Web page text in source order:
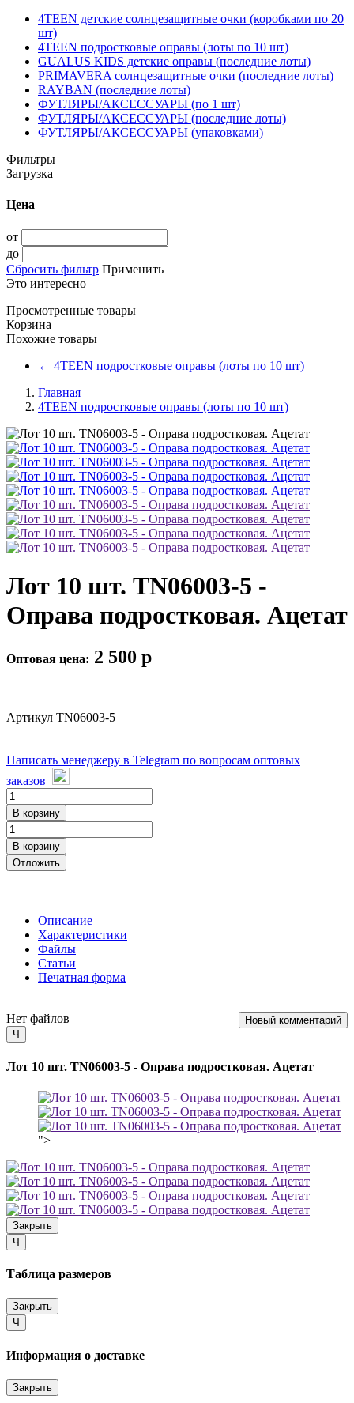
4TEEN детские солнцезащитные очки (коробками по 20
шт)
4TEEN подростковые оправы (лоты по 10 шт)
GUALUS KIDS детские оправы (последние лоты)
PRIMAVERA солнцезащитные очки (последние лоты)
RAYBAN (последние лоты)
ФУТЛЯРЫ/АКСЕССУАРЫ (по 1 шт)
ФУТЛЯРЫ/АКСЕССУАРЫ (последние лоты)
ФУТЛЯРЫ/АКСЕССУАРЫ (упаковками)
Фильтры
Загрузка
Цена
от
до
Сбросить фильтр Применить
Это интересно
Просмотренные товары
Корзина
Похожие товары
← 4TEEN подростковые оправы (лоты по 10 шт)
Главная
4TEEN подростковые оправы (лоты по 10 шт)
Лот 10 шт. TN06003-5 -
Оправа подростковая. Ацетат
Оптовая цена: 2 500 p
Артикул TN06003-5
Написать менеджеру в Telegram по вопросам оптовых
заказов
В корзину
В корзину
Отложить
Описание
Характеристики
Файлы
Статьи
Печатная форма
Новый комментарий
Нет файлов
Ч
Лот 10 шт. TN06003-5 - Оправа подростковая. Ацетат
">
Закрыть
Ч
Таблица размеров
Закрыть
Ч
Информация о доставке
Закрыть